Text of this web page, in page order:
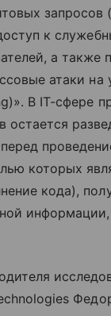
запросов
к
а также
атаки на
В IT-сфере
остается
которых
кода),
информации,